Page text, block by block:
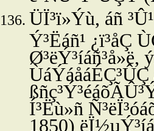
ÜÏ³ï»Ýù, áñ
Ý³Ëáñ¹ ¿ï³åÇ
Ø³ëÝ³íáñ³å»ë,
Í³Ëù»ñ
1850)